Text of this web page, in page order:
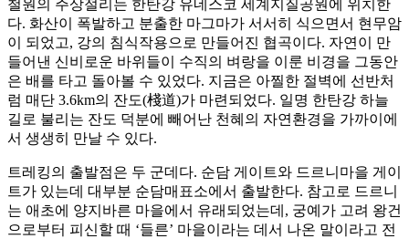
철원의 주상절리는 한탄강 유네스코 세계지질공원에 위치한
다. 화산이 폭발하고 분출한 마그마가 서서히 식으면서 현무암
이 되었고, 강의 침식작용으로 만들어진 협곡이다. 자연이 만
들어낸 신비로운 바위들이 수직의 벼랑을 이룬 비경을 그동안
은 배를 타고 돌아볼 수 있었다. 지금은 아찔한 절벽에 선반처
럼 매단 3.6km의 잔도(棧道)가 마련되었다. 일명 한탄강 하늘
길로 불리는 잔도 덕분에 빼어난 천혜의 자연환경을 가까이에
서 생생히 만날 수 있다.
트레킹의 출발점은 두 군데다. 순담 게이트와 드르니마을 게이
트가 있는데 대부분 순담매표소에서 출발한다. 참고로 드르니
는 애초에 양지바른 마을에서 유래되었는데, 궁예가 고려 왕건
으로부터 피신할 때 ‘들른’ 마을이라는 데서 나온 말이라고 전